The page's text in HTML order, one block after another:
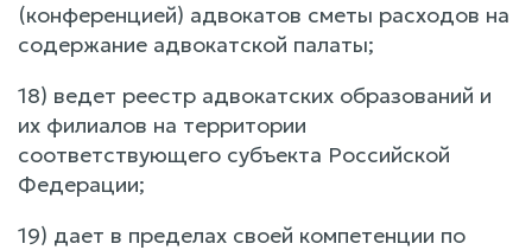
(конференцией) адвокатов сметы расходов на
содержание адвокатской палаты;
18) ведет реестр адвокатских образований и
их филиалов на территории
соответствующего субъекта Российской
Федерации;
19) дает в пределах своей компетенции по